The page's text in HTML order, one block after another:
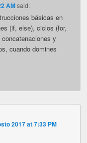
AM said:
básicas en
(if, else), ciclos (for,
y
cuando domines
2017 at 7:33 PM